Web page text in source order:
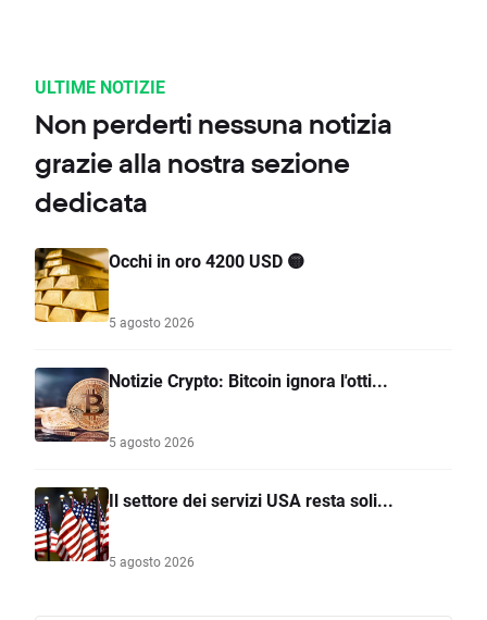
ULTIME NOTIZIE
Non perderti nessuna notizia
grazie alla nostra sezione
dedicata
Occhi in oro 4200 USD 🟡
5 agosto 2026
Notizie Crypto: Bitcoin ignora l'otti...
5 agosto 2026
Il settore dei servizi USA resta soli...
5 agosto 2026